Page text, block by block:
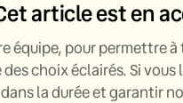
article est en
équipe, pour permettre
choix éclairés. Si
la durée et garantir